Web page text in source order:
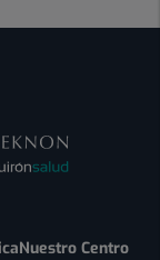
Nuestro Centro